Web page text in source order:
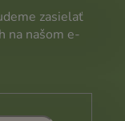
zasielať
na našom e-